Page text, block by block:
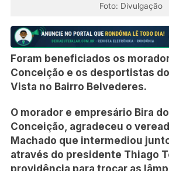
Foto: Divulgação
Foram beneficiados os
Conceição e os desportistas
Vista no Bairro Belvederes.
O morador e empresário Bira
Conceição, agradeceu o
Machado que intermediou junto
através do presidente Thiago
providência para trocar as